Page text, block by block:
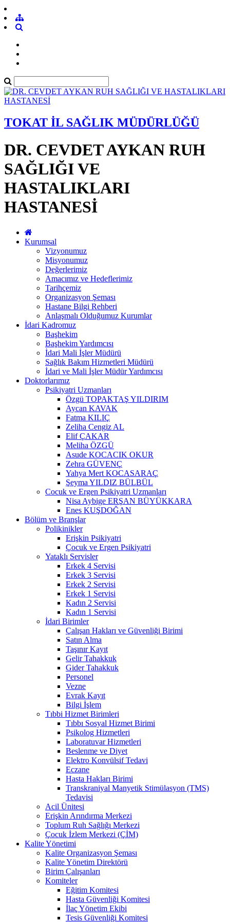
TOKAT İL SAĞLIK MÜDÜRLÜĞÜ
DR. CEVDET AYKAN RUH
SAĞLIĞI VE
HASTALIKLARI
HASTANESİ
Kurumsal
Vizyonumuz
Misyonumuz
Değerlerimiz
Amacımız ve Hedeflerimiz
Tarihçemiz
Organizasyon Şeması
Hastane Bilgi Rehberi
Anlaşmalı Olduğumuz Kurumlar
İdari Kadromuz
Başhekim
Başhekim Yardımcısı
İdari Mali İşler Müdürü
Sağlık Bakım Hizmetleri Müdürü
İdari ve Mali İşler Müdür Yardımcısı
Doktorlarımız
Psikiyatri Uzmanları
Özgü TOPAKTAŞ YILDIRIM
Aycan KAVAK
Fatma KILIÇ
Zeliha Cengiz AL
Elif ÇAKAR
Meliha ÖZGÜ
Asude KOCACIK OKUR
Zehra GÜVENÇ
Yahya Mert KOCASARAÇ
Şeyma YILDIZ BÜLBÜL
Cocuk ve Ergen Psikiyatri Uzmanları
Nisa Aybige ERŞAN BÜYÜKKARA
Enes KUŞDOĞAN
Bölüm ve Branşlar
Polikinikler
Erişkin Psikiyatri
Çocuk ve Ergen Psikiyatri
Yataklı Servisler
Erkek 4 Servisi
Erkek 3 Servisi
Erkek 2 Servisi
Erkek 1 Servisi
Kadın 2 Servisi
Kadın 1 Servisi
İdari Birimler
Çalışan Hakları ve Güvenliği Birimi
Satın Alma
Taşınır Kayıt
Gelir Tahakkuk
Gider Tahakkuk
Personel
Vezne
Evrak Kayıt
Bilgi İşlem
Tıbbi Hizmet Birimleri
Tıbbı Sosyal Hizmet Birimi
Psikolog Hizmetleri
Laboratuvar Hizmetleri
Beslenme ve Diyet
Elektro Konvülsif Tedavi
Eczane
Hasta Hakları Birimi
Transkraniyal Manyetik Stimülasyon (TMS)
Tedavisi
Acil Ünitesi
Erişkin Arındırma Merkezi
Toplum Ruh Sağlığı Merkezi
Çocuk İzlem Merkezi (ÇİM)
Kalite Yönetimi
Kalite Organizasyon Şeması
Kalite Yönetim Direktörü
Birim Çalışanları
Komiteler
Eğitim Komitesi
Hasta Güvenliği Komitesi
İlaç Yönetim Ekibi
Tesis Güvenliği Komitesi